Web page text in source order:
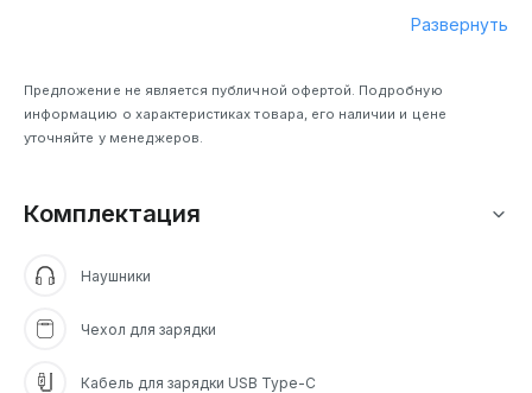
Развернуть
Предложение не является публичной офертой. Подробную
информацию о характеристиках товара, его наличии и цене
уточняйте у менеджеров.
Комплектация
Наушники
Чехол для зарядки
Кабель для зарядки USB Type-C